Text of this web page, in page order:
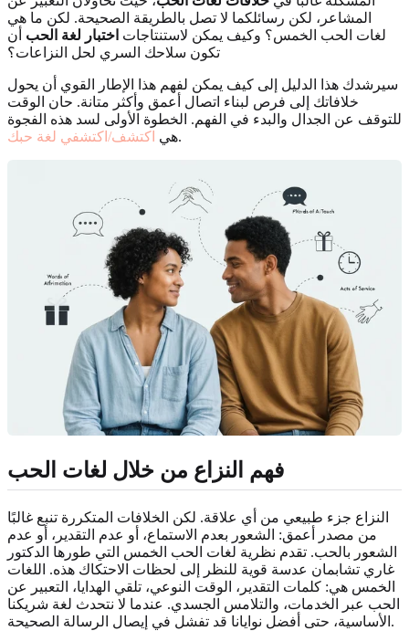
المشاعر، لكن رسائلكما لا تصل بالطريقة الصحيحة. لكن ما هي
لغات الحب الخمس؟ وكيف يمكن لاستنتاجات اختبار لغة الحب أن
تكون سلاحك السري لحل النزاعات؟
سيرشدك هذا الدليل إلى كيف يمكن لفهم هذا الإطار القوي أن يحول
خلافاتك إلى فرص لبناء اتصال أعمق وأكثر متانة. حان الوقت
للتوقف عن الجدال والبدء في الفهم. الخطوة الأولى لسد هذه الفجوة
هي اكتشف/اكتشفي لغة حبك .
فهم النزاع من خلال لغات الحب
النزاع جزء طبيعي من أي علاقة. لكن الخلافات المتكررة تنبع غالبًا
من مصدر أعمق: الشعور بعدم الاستماع، أو عدم التقدير، أو عدم
الشعور بالحب. تقدم نظرية لغات الحب الخمس التي طورها الدكتور
غاري تشابمان عدسة قوية للنظر إلى لحظات الاحتكاك هذه. اللغات
الخمس هي: كلمات التقدير، الوقت النوعي، تلقي الهدايا، التعبير عن
الحب عبر الخدمات، والتلامس الجسدي. عندما لا نتحدث لغة شريكنا
الأساسية، حتى أفضل نوايانا قد تفشل في إيصال الرسالة الصحيحة.